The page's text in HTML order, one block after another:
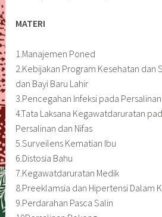
MATERI
1.Manajemen Poned
2.Kebijakan Program Kesehatan dan
dan Bayi Baru Lahir
3.Pencegahan Infeksi pada
4.Tata Laksana Kegawatdaruratan
Persalinan dan Nifas
5.Surveilens Kematian Ibu
6.Distosia Bahu
7.Kegawatdaruratan Medik
8.Preeklamsia dan Hipertensi Dalam
9.Perdarahan Pasca Salin